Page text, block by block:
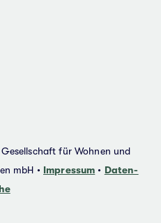
für Wohnen und
mbH • Impres­sum • Daten­